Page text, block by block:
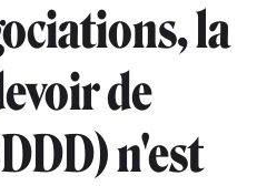
la
de
n'est